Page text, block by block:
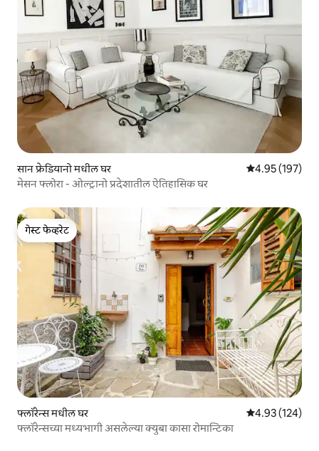
सान फ्रेडियानो मधील घर 5 पैकी 4.95
4.95 (197)
मेसन फ्लोरा - ओल्ट्रानो प्रदेशातील ऐतिहासिक घर
गेस्ट फेव्हरेट
गेस्ट फेव्हरेट
फ्लॉरेन्स मधील घर 5 पैकी 4.93
4.93 (124)
फ्लॉरेन्सच्या मध्यभागी असलेल्या क्युबा कासा रोमान्टिका